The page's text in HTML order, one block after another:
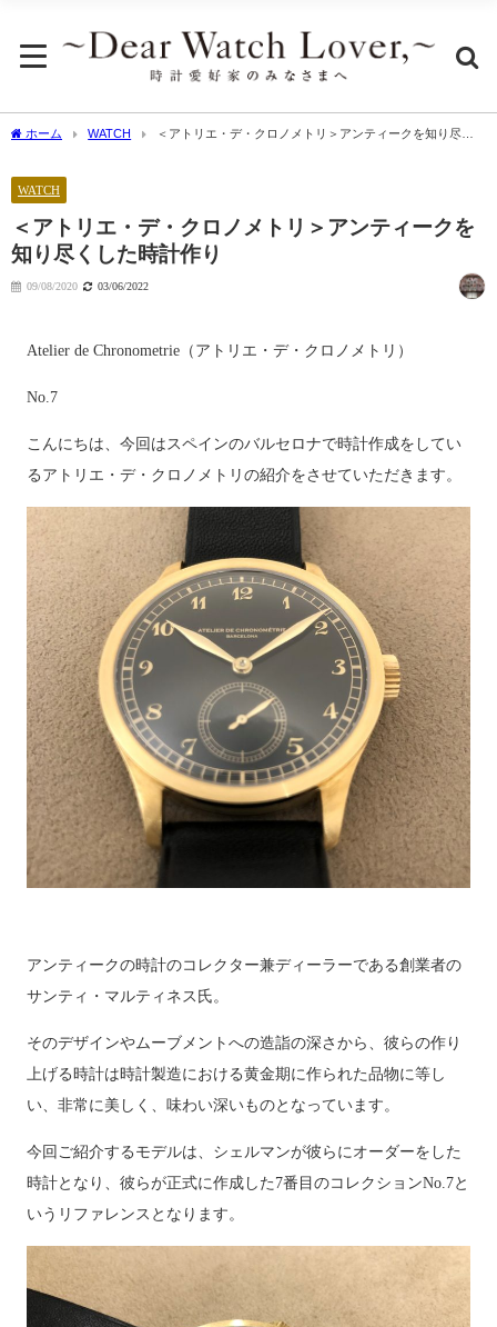
ホーム WATCH
＜アトリエ・デ・クロノメトリ＞アンティークを知り尽く
WATCH
＜アトリエ・デ・クロノメトリ＞アンティークを
知り尽くした時計作り
09/08/2020 03/06/2022
Atelier de Chronometrie（アトリエ・デ・クロノメトリ）
No.7
こんにちは、今回はスペインのバルセロナで時計作成をしてい
るアトリエ・デ・クロノメトリの紹介をさせていただきます。
アンティークの時計のコレクター兼ディーラーである創業者の
サンティ・マルティネス氏。
そのデザインやムーブメントへの造詣の深さから、彼らの作り
上げる時計は時計製造における黄金期に作られた品物に等し
い、非常に美しく、味わい深いものとなっています。
今回ご紹介するモデルは、シェルマンが彼らにオーダーをした
時計となり、彼らが正式に作成した7番目のコレクションNo.7と
いうリファレンスとなります。